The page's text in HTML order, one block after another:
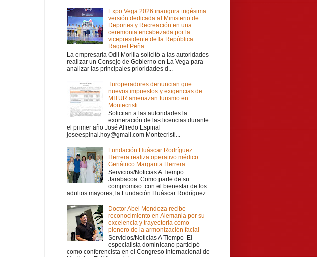
Expo Vega 2026 inaugura trigésima
versión dedicada al Ministerio de
Deportes y Recreación en una
ceremonia encabezada por la
vicepresidente de la República
Raquel Peña
La empresaria Odil Morilla solicitó a las autoridades
realizar un Consejo de Gobierno en La Vega para
analizar las principales prioridades d...
Turoperadores denuncian que
nuevos impuestos y exigencias de
MITUR amenazan turismo en
Montecristi
Solicitan a las autoridades la
exoneración de las licencias durante
el primer año José Alfredo Espinal
joseespinal.hoy@gmail.com Montecristi...
Fundación Huáscar Rodríguez
Herrera realiza operativo médico
Geriátrico Margarita Herrera
Servicios/Noticias A Tiempo
Jarabacoa. Como parte de su
compromiso con el bienestar de los
adultos mayores, la Fundación Huáscar Rodríguez...
Doctor Abel Mendoza recibe
reconocimiento en Alemania por su
excelencia y trayectoria como
pionero de la armonización facial
Servicios/Noticias A Tiempo El
especialista dominicano participó
como conferencista en el Congreso Internacional de